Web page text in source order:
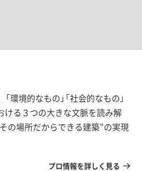
環境的なもの」「社会的なもの」
ける３つの大きな文脈を読み解
の場所だからできる建築”の実現
プロ情報を詳しく見る